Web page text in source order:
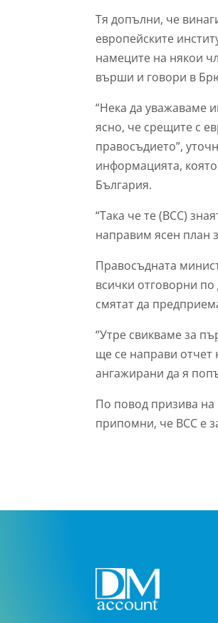
Тя допълни, че
европейските
намеците на някои
върши и говори в
“Нека да уважаваме
ясно, че срещите с
правосъдието”,
информацията,
България.
“Така че те (ВСС)
направим ясен план
Правосъдната
всички отговорни
смятат да
“Утре свикваме за
ще се направи
ангажирани да я
По повод призива на
припомни, че ВСС е